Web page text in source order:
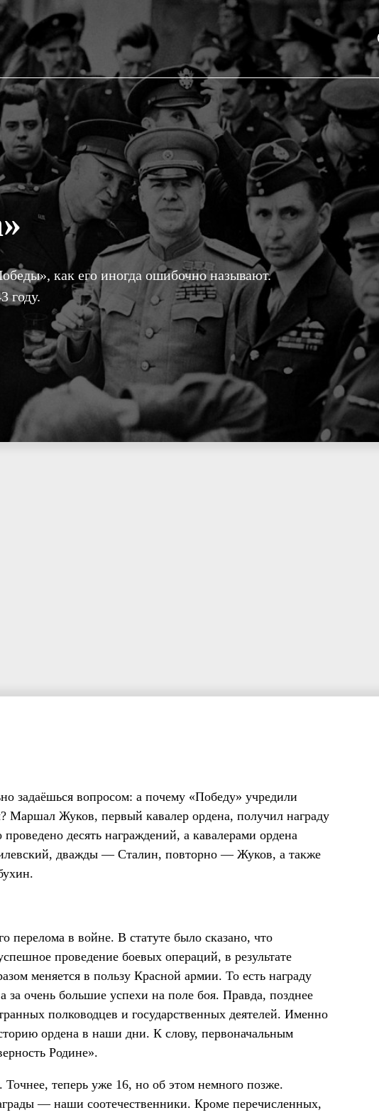
как его иногда ошибочно называют.
году.
задаёшься вопросом: а почему «Победу» учредили
Маршал Жуков, первый кавалер ордена, получил награду
десять награждений, а кавалерами ордена
дважды — Сталин, повторно — Жуков, а также
в войне. В статуте было сказано, что
проведение боевых операций, в результате
меняется в пользу Красной армии. То есть награду
за очень большие успехи на поле боя. Правда, позднее
полководцев и государственных деятелей. Именно
ордена в наши дни. К слову, первоначальным
Родине».
Точнее, теперь уже 16, но об этом немного позже.
— наши соотечественники. Кроме перечисленных,